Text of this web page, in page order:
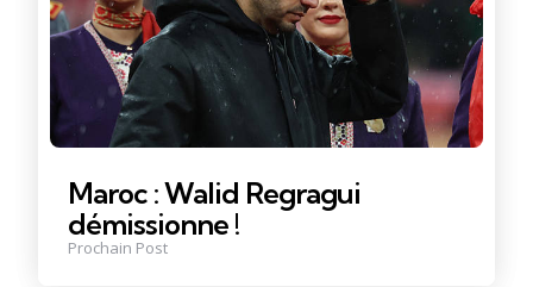
Maroc : Walid Regragui
démissionne !
Prochain Post